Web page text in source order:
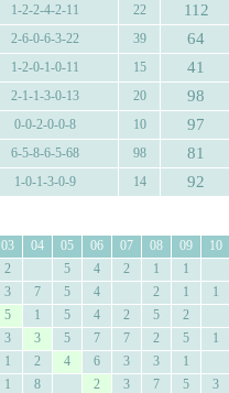
1-2-2-4-2-11 22 112
2-6-0-6-3-22 39 64
1-2-0-1-0-11 15 41
2-1-1-3-0-13 20 98
0-0-2-0-0-8 10 97
6-5-8-6-5-68 98 81
1-0-1-3-0-9 14 92
03 04 05 06 07 08 09
10
2 5 4 2 1
1
3 7 5 4 2 1
1
5 1 5 4 2 5
2
3 3 5 7 7 2 5
1
1 2 4 6 3 3
1
1 8 2 3 7 5
3